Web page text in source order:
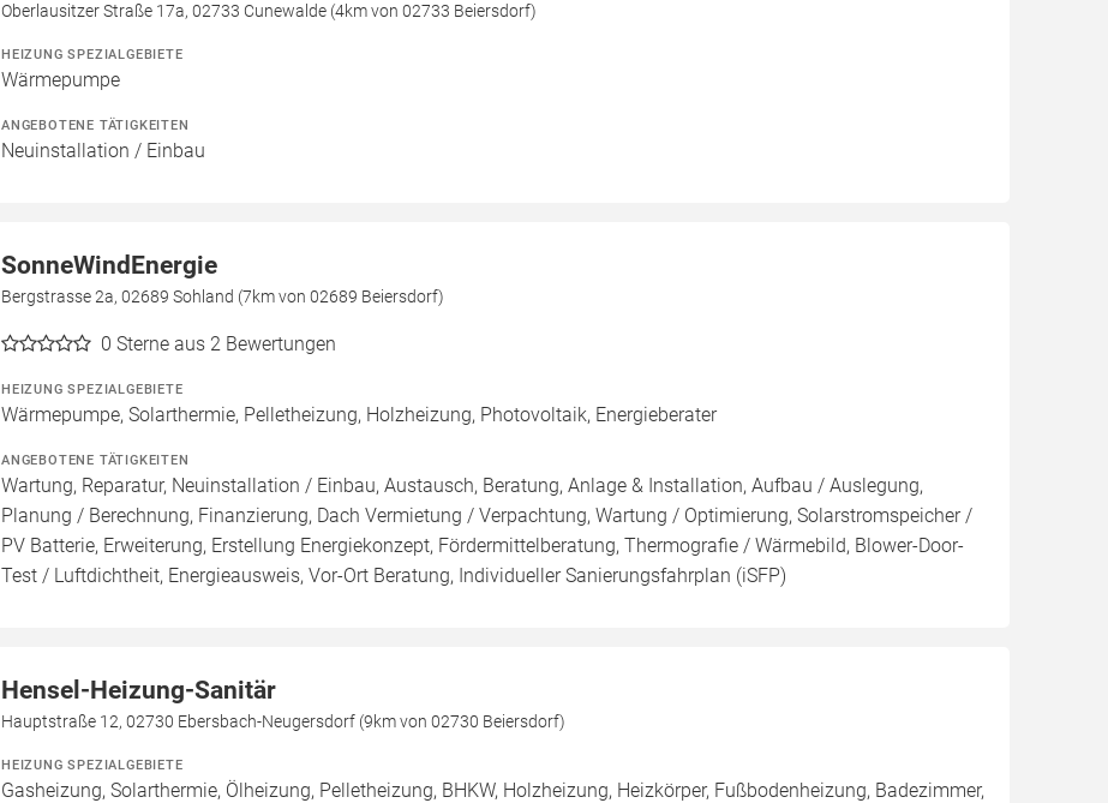
Oberlausitzer Straße 17a, 02733 Cunewalde (4km von 02733 Beiersdorf)
HEIZUNG SPEZIALGEBIETE
Wärmepumpe
ANGEBOTENE TÄTIGKEITEN
Neuinstallation / Einbau
SonneWindEnergie
Bergstrasse 2a, 02689 Sohland (7km von 02689 Beiersdorf)
0 Sterne aus 2 Bewertungen
HEIZUNG SPEZIALGEBIETE
Wärmepumpe, Solarthermie, Pelletheizung, Holzheizung, Photovoltaik, Energieberater
ANGEBOTENE TÄTIGKEITEN
Wartung, Reparatur, Neuinstallation / Einbau, Austausch, Beratung, Anlage & Installation, Aufbau / Auslegung,
Planung / Berechnung, Finanzierung, Dach Vermietung / Verpachtung, Wartung / Optimierung, Solarstromspeicher /
PV Batterie, Erweiterung, Erstellung Energiekonzept, Fördermittelberatung, Thermografie / Wärmebild, Blower-Door-
Test / Luftdichtheit, Energieausweis, Vor-Ort Beratung, Individueller Sanierungsfahrplan (iSFP)
Hensel-Heizung-Sanitär
Hauptstraße 12, 02730 Ebersbach-Neugersdorf (9km von 02730 Beiersdorf)
HEIZUNG SPEZIALGEBIETE
Gasheizung, Solarthermie, Ölheizung, Pelletheizung, BHKW, Holzheizung, Heizkörper, Fußbodenheizung, Badezimmer,